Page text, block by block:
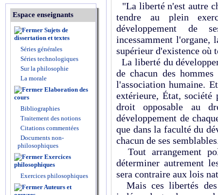
Espace enseignants
Sujets de
dissertation et textes
Séries générales
Séries technologiques
Sur la philosophie
La morale
Elaboration des
cours
Bibliographies
Traitement des notions
Citations commentées
Documents non-
philosophiques
Exercices
philosophiques
Exercices philosophiques
Auteurs et
"La liberté n'est autre
tendre au plein
développement de
incessamment l'organe,
supérieur d'existence où
La liberté du
de chacun des
l'association humaine.
extérieure, État, société
droit opposable au
développement de
que dans la faculté du
chacun de ses
Tout arrangement
déterminer autrement
sera contraire aux lois
Mais ces libertés